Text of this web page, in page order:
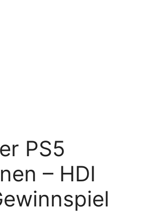
PS5
– HDI